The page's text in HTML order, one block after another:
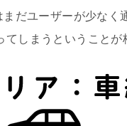
だユーザーが少な
しまうということが